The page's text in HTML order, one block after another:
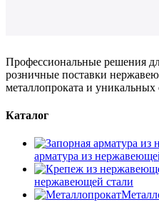
Профессиональные решения
розничные поставки
металлопроката и уникальных
Каталог
арматура из
нержавеющей стали